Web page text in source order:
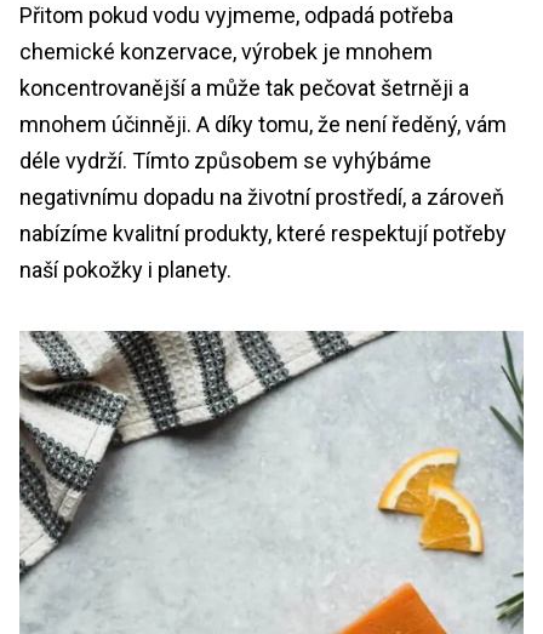
Přitom pokud vodu vyjmeme, odpadá potřeba
chemické konzervace, výrobek je mnohem
koncentrovanější a může tak pečovat šetrněji a
mnohem účinněji. A díky tomu, že není ředěný, vám
déle vydrží. Tímto způsobem se vyhýbáme
negativnímu dopadu na životní prostředí, a zároveň
nabízíme kvalitní produkty, které respektují potřeby
naší pokožky i planety.